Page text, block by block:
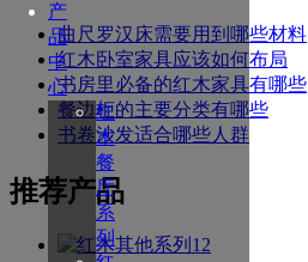
产
品
中
心
红
木
餐
厅
系
列
曲尺罗汉床需要用到哪些材料
红木卧室家具应该如何布局
书房里必备的红木家具有哪些
餐边柜的主要分类有哪些
书卷沙发适合哪些人群
推荐产品